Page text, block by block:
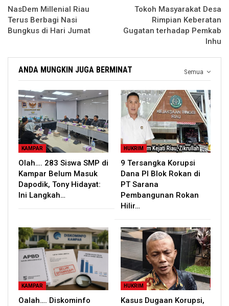
NasDem Millenial Riau
Terus Berbagi Nasi
Bungkus di Hari Jumat
Tokoh Masyarakat Desa
Rimpian Keberatan
Gugatan terhadap Pemkab
Inhu
Semua
ANDA MUNGKIN JUGA BERMINAT
KAMPAR
Olah…. 283 Siswa SMP di
Kampar Belum Masuk
Dapodik, Tony Hidayat:
Ini Langkah…
HUKRIM
9 Tersangka Korupsi
Dana PI Blok Rokan di
PT Sarana
Pembangunan Rokan
Hilir…
KAMPAR
Oalah…. Diskominfo
HUKRIM
Kasus Dugaan Korupsi,